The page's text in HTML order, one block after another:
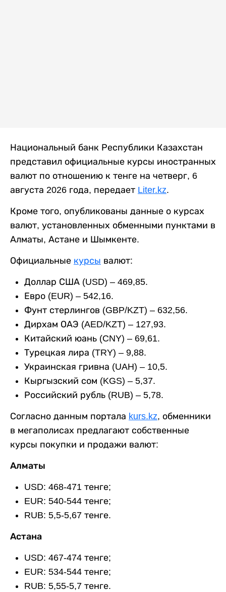
Национальный банк Республики Казахстан
представил официальные курсы иностранных
валют по отношению к тенге на четверг, 6
августа 2026 года, передает Liter.kz.
Кроме того, опубликованы данные о курсах
валют, установленных обменными пунктами в
Алматы, Астане и Шымкенте.
Официальные курсы валют:
Доллар США (USD) – 469,85.
Евро (EUR) – 542,16.
Фунт стерлингов (GBP/KZT) – 632,56.
Дирхам ОАЭ (AED/KZT) – 127,93.
Китайский юань (CNY) – 69,61.
Турецкая лира (TRY) – 9,88.
Украинская гривна (UAH) – 10,5.
Кыргызский сом (KGS) – 5,37.
Российский рубль (RUB) – 5,78.
Согласно данным портала kurs.kz, обменники
в мегаполисах предлагают собственные
курсы покупки и продажи валют:
Алматы
USD: 468-471 тенге;
EUR: 540-544 тенге;
RUB: 5,5-5,67 тенге.
Астана
USD: 467-474 тенге;
EUR: 534-544 тенге;
RUB: 5,55-5,7 тенге.